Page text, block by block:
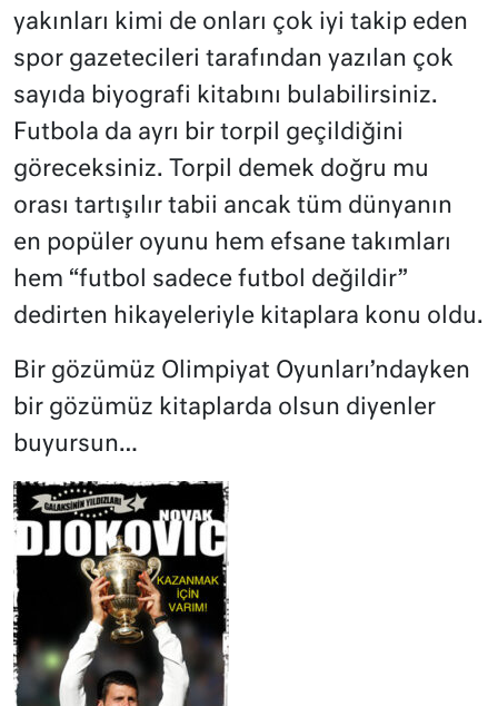
yakınları kimi de onları çok iyi takip eden
spor gazetecileri tarafından yazılan çok
sayıda biyografi kitabını bulabilirsiniz.
Futbola da ayrı bir torpil geçildiğini
göreceksiniz. Torpil demek doğru mu
orası tartışılır tabii ancak tüm dünyanın
en popüler oyunu hem efsane takımları
hem “futbol sadece futbol değildir”
dedirten hikayeleriyle kitaplara konu oldu.
Bir gözümüz Olimpiyat Oyunları’ndayken
bir gözümüz kitaplarda olsun diyenler
buyursun…